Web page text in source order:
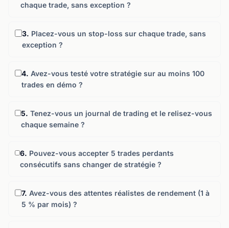
chaque trade, sans exception ?
3. Placez-vous un stop-loss sur chaque trade, sans
exception ?
4. Avez-vous testé votre stratégie sur au moins 100
trades en démo ?
5. Tenez-vous un journal de trading et le relisez-vous
chaque semaine ?
6. Pouvez-vous accepter 5 trades perdants
consécutifs sans changer de stratégie ?
7. Avez-vous des attentes réalistes de rendement (1 à
5 % par mois) ?